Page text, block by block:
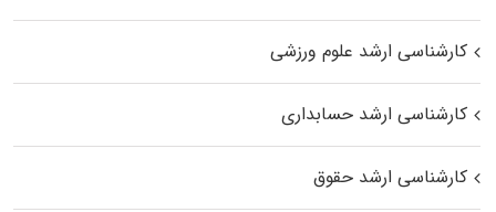
کارشناسی ارشد علوم ورزشی
کارشناسی ارشد حسابداری
کارشناسی ارشد حقوق